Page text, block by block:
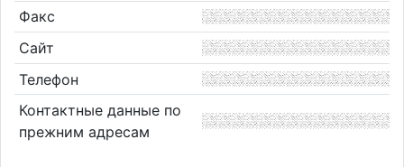
Факс
Сайт
Телефон
Контактные данные по
прежним адресам